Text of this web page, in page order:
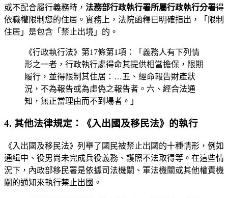
或不配合履行義務時， 法務部行政執行署所屬行政執行分署得
依職權限制您的住居。實務上，法院函釋已明確指出，「限制
住居」是包含「禁止出境」的。
《行政執行法》第17條第1項：「義務人有下列情
形之一者，行政執行處得命其提供相當擔保，限期
履行，並得限制其住居：…五、經命報告財產狀
況，不為報告或為虛偽之報告者。六、經合法通
知，無正當理由而不到場者。」
4. 其他法律規定：《入出國及移民法》的執行
《入出國及移民法》列舉了國民被禁止出國的十種情形，例如
通緝中、役男尚未完成兵役義務、護照不法取得等。在這些情
況下，內政部移民署是依據司法機關、軍法機關或其他權責機
關的通知來執行禁止出國。